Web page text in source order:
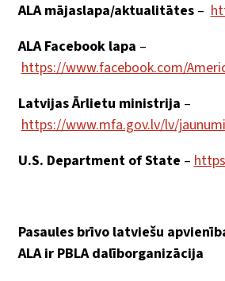
ALA mājaslapa/aktualitātes–
ALA Facebook lapa –
https://www.facebook.com/
Latvijas Ārlietu ministrija –
https://www.mfa.gov.lv/lv/jaunumi
U.S. Department of State –
Pasaules brīvo latviešu
ALA ir PBLA dalīborganizācija